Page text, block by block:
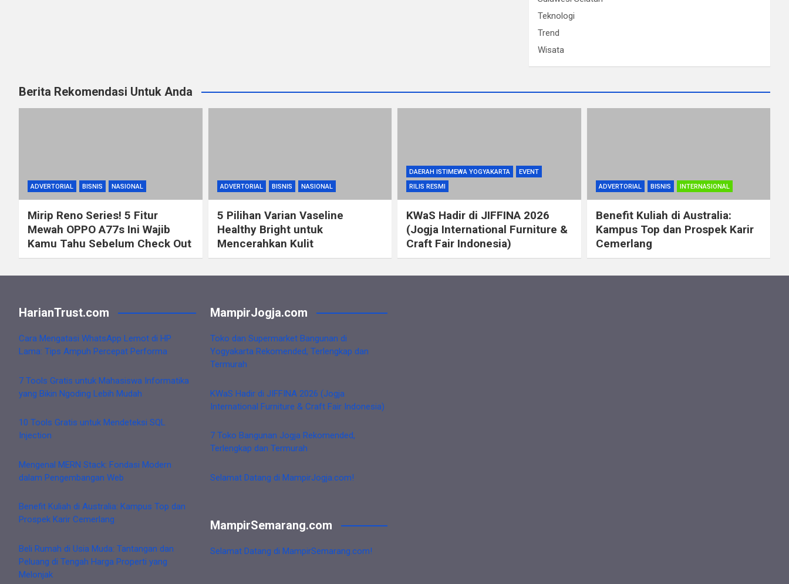
Teknologi
Trend
Wisata
Berita Rekomendasi Untuk Anda
ADVERTORIAL BISNIS NASIONAL
Mirip Reno Series! 5 Fitur
Mewah OPPO A77s Ini Wajib
Kamu Tahu Sebelum Check Out
ADVERTORIAL BISNIS NASIONAL
5 Pilihan Varian Vaseline
Healthy Bright untuk
Mencerahkan Kulit
DAERAH ISTIMEWA YOGYAKARTA
EVENT
RILIS RESMI
KWaS Hadir di JIFFINA 2026
(Jogja International Furniture &
Craft Fair Indonesia)
ADVERTORIAL BISNIS INTERNASIONAL
Benefit Kuliah di Australia:
Kampus Top dan Prospek Karir
Cemerlang
HarianTrust.com
Cara Mengatasi WhatsApp Lemot di HP
Lama: Tips Ampuh Percepat Performa
7 Tools Gratis untuk Mahasiswa Informatika
yang Bikin Ngoding Lebih Mudah
10 Tools Gratis untuk Mendeteksi SQL
Injection
Mengenal MERN Stack: Fondasi Modern
dalam Pengembangan Web
Benefit Kuliah di Australia: Kampus Top dan
Prospek Karir Cemerlang
Beli Rumah di Usia Muda: Tantangan dan
Peluang di Tengah Harga Properti yang
Melonjak
MampirJogja.com
Toko dan Supermarket Bangunan di
Yogyakarta Rekomended, Terlengkap dan
Termurah
KWaS Hadir di JIFFINA 2026 (Jogja
International Furniture & Craft Fair Indonesia)
7 Toko Bangunan Jogja Rekomended,
Terlengkap dan Termurah
Selamat Datang di MampirJogja.com!
MampirSemarang.com
Selamat Datang di MampirSemarang.com!